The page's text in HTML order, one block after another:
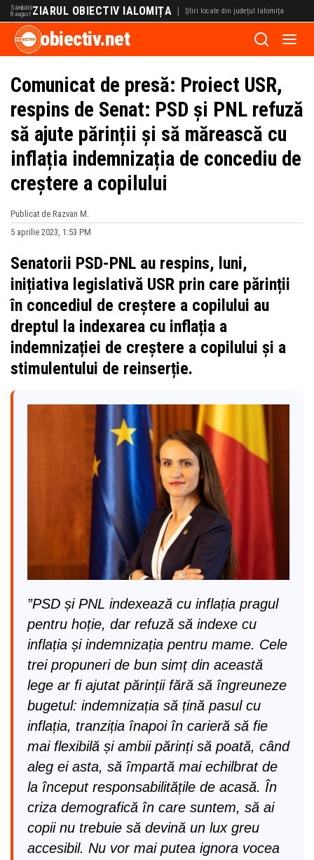
Sâmbătă
8 august ZIARUL OBIECTIV IALOMIȚA | Știri locale din județul Ialomița
obiectiv.net
Comunicat de presă: Proiect USR,
respins de Senat: PSD și PNL refuză
să ajute părinții și să mărească cu
inflația indemnizația de concediu de
creștere a copilului
Publicat de Razvan M.
5 aprilie 2023, 1:53 PM
Senatorii PSD-PNL au respins, luni,
inițiativa legislativă USR prin care părinții
în concediul de creștere a copilului au
dreptul la indexarea cu inflația a
indemnizației de creștere a copilului și a
stimulentului de reinserție.
”PSD și PNL indexează cu inflația pragul
pentru hoție, dar refuză să indexe cu
inflația și indemnizația pentru mame. Cele
trei propuneri de bun simț din această
lege ar fi ajutat părinții fără să îngreuneze
bugetul: indemnizația să țină pasul cu
inflația, tranziția înapoi în carieră să fie
mai flexibilă și ambii părinți să poată, când
aleg ei asta, să împartă mai echilbrat de
la început responsabilitățile de acasă. În
criza demografică în care suntem, să ai
copii nu trebuie să devină un lux greu
accesibil. Nu vor mai putea ignora vocea